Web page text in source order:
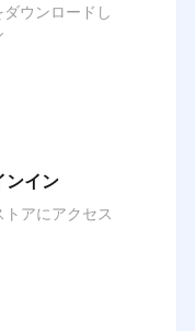
ウンロードし
ンイン
アにアクセス